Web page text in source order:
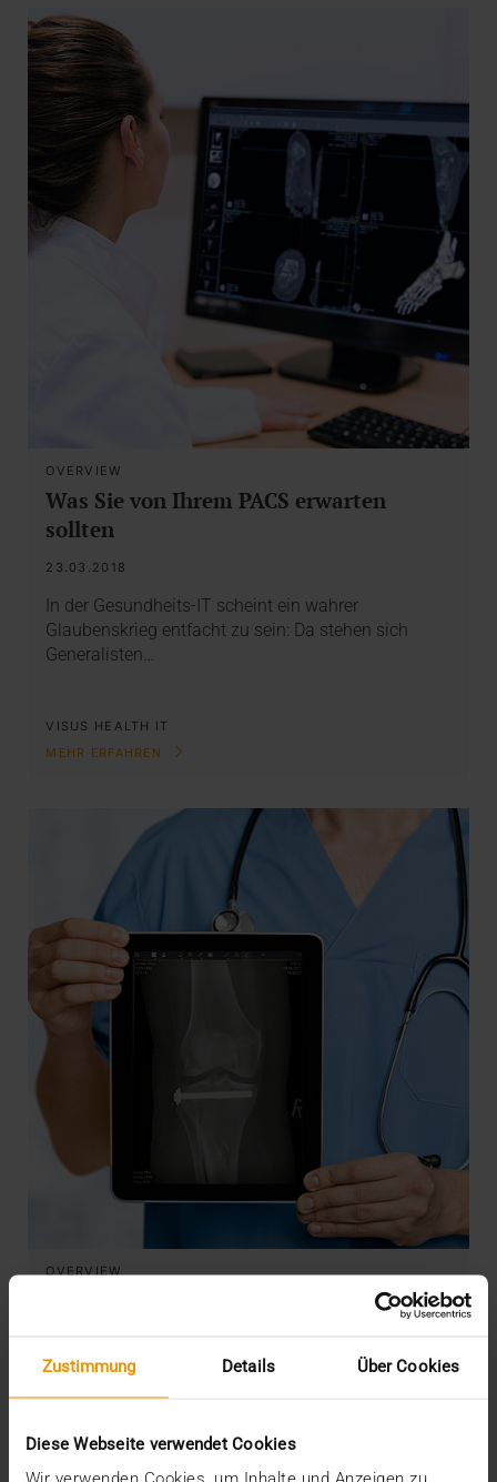
Zustimmung Details Über Cookies
Diese Webseite verwendet Cookies
OVERVIEW
Was Sie von Ihrem PACS erwarten
sollten
23.03.2018
In der Gesundheits-IT scheint ein wahrer
Glaubenskrieg entfacht zu sein: Da stehen sich
Generalisten…
VISUS HEALTH IT
MEHR ERFAHREN
OVERVIEW
Datenzugriff zu jeder Zeit und an jedem
Ort
23.03.2018
Um den medizinischen Workflow und damit